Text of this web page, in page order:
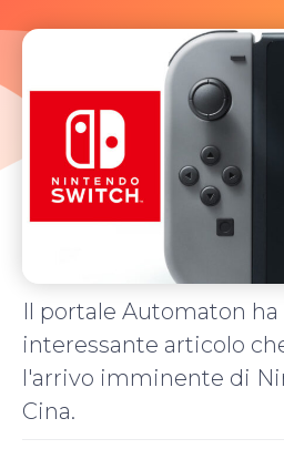
Il portale Automaton
interessante articolo
l'arrivo imminente di
Cina.